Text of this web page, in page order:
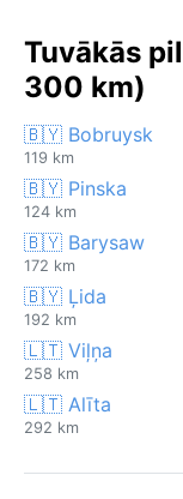
Tuvākās
300 km)
🇧🇾 Bobruysk
119 km
🇧🇾 Pinska
124 km
🇧🇾 Barysaw
172 km
🇧🇾 Ļida
192 km
🇱🇹 Viļņa
258 km
🇱🇹 Alīta
292 km